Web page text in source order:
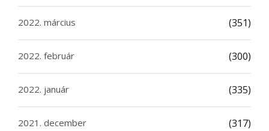
2022. március (351)
2022. február (300)
2022. január (335)
2021. december (317)